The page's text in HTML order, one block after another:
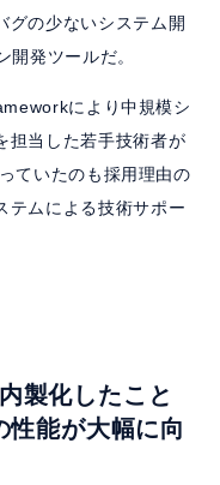
グの少ないシステム開
発ツールだ。
により中規模シ
担当した若手技術者が
ていたのも採用理由の
テムによる技術サポー
製化したこと
性能が大幅に向